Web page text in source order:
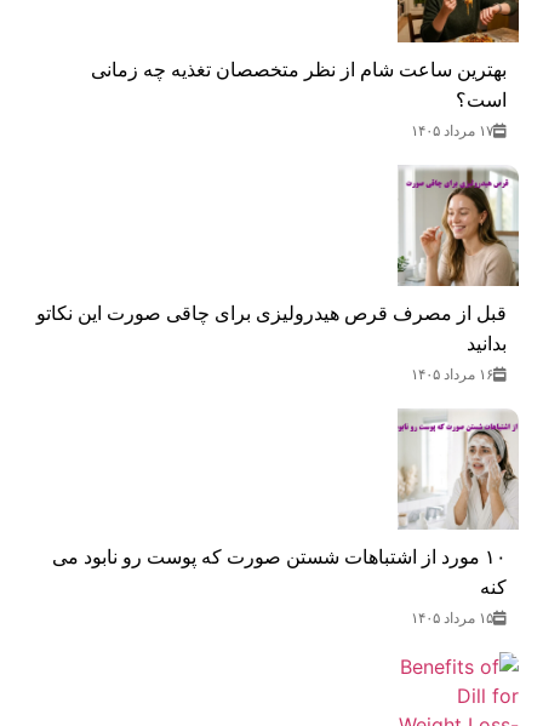
بهترین ساعت شام از نظر متخصصان تغذیه چه زمانی
است؟
۱۷ مرداد ۱۴۰۵
قبل از مصرف قرص هیدرولیزی برای چاقی صورت این نکاتو
بدانید
۱۶ مرداد ۱۴۰۵
۱۰ مورد از اشتباهات شستن صورت که پوست رو نابود می
کنه
۱۵ مرداد ۱۴۰۵